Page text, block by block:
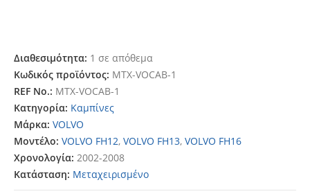
Διαθεσιμότητα: 1 σε απόθεμα
Κωδικός προϊόντος: MTX-VOCAB-1
REF No.: MTX-VOCAB-1
Κατηγορία: Καμπίνες
Μάρκα: VOLVO
Μοντέλο: VOLVO FH12, VOLVO FH13, VOLVO FH16
Χρονολογία: 2002-2008
Κατάσταση: Μεταχειρισμένο